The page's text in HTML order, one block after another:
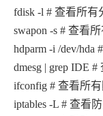
fdisk -l # 查看所有
swapon -s # 查看
hdparm -i /dev/
dmesg | grep IDE
ifconfig # 查看所
iptables -L # 查看